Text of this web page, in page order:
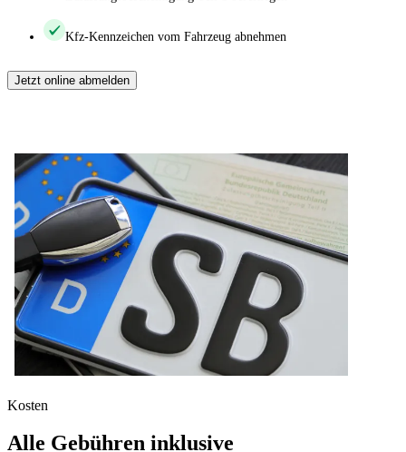
Kfz-Kennzeichen vom Fahrzeug abnehmen
Jetzt online abmelden
Kosten
Alle Gebühren inklusive